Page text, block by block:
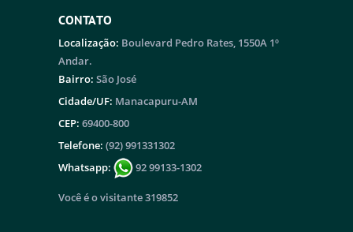
CONTATO
Localização: Boulevard Pedro Rates, 1550A 1º
Andar.
Bairro: São José
Cidade/UF: Manacapuru-AM
CEP: 69400-800
Telefone: (92) 991331302
Whatsapp:
92 99133-1302
Você é o visitante 319852